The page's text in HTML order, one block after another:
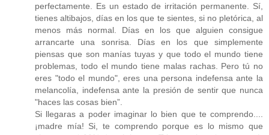
perfectamente. Es un estado de irritación permanente. Sí,
tienes altibajos, días en los que te sientes, si no pletórica, al
menos más normal. Días en los que alguien consigue
arrancarte una sonrisa. Días en los que simplemente
piensas que son manías tuyas y que todo el mundo tiene
problemas, todo el mundo tiene malas rachas. Pero tú no
eres "todo el mundo", eres una persona indefensa ante la
melancolía, indefensa ante la presión de sentir que nunca
"haces las cosas bien”.
Si llegaras a poder imaginar lo bien que te comprendo....
¡madre mía! Si, te comprendo porque es lo mismo que